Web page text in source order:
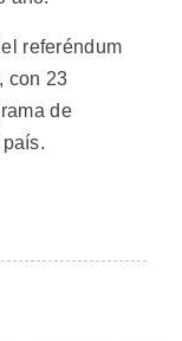
referéndum
con 23
de